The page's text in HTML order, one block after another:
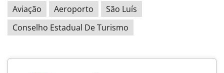
Aviação Aeroporto
São Luís
Conselho Estadual De Turismo